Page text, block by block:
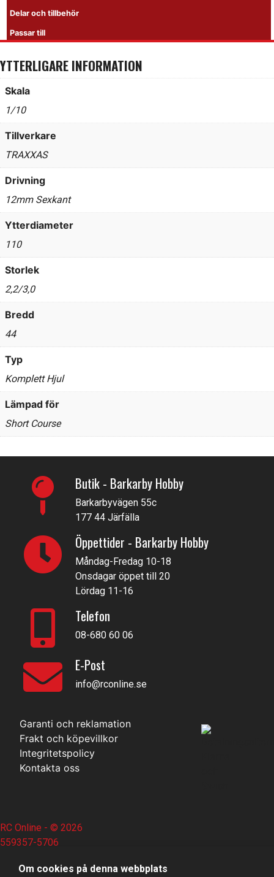
Delar och tillbehör
Passar till
YTTERLIGARE INFORMATION
Skala
1/10
Tillverkare
TRAXXAS
Drivning
12mm Sexkant
Ytterdiameter
110
Storlek
2,2/3,0
Bredd
44
Typ
Komplett Hjul
Lämpad för
Short Course
Butik - Barkarby Hobby
Barkarbyvägen 55c
177 44 Järfälla
Öppettider - Barkarby Hobby
Måndag-Fredag 10-18
Onsdagar öppet till 20
Lördag 11-16
Telefon
08-680 60 06
E-Post
info@rconline.se
Garanti och reklamation
Frakt och köpevillkor
Integritetspolicy
Kontakta oss
RC Online - © 2026
559357-5706
Om cookies på denna webbplats